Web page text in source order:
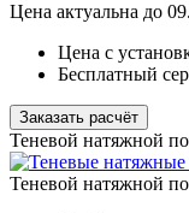
Цена актуальна до
Цена с
Бесплатный
Заказать расчёт
Теневой натяжной
Теневой натяжной